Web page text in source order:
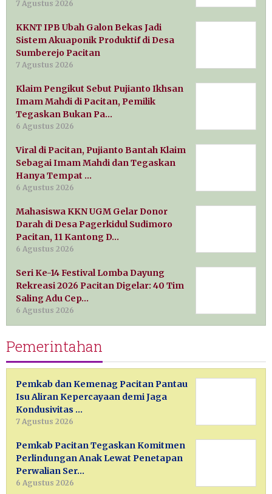
7 Agustus 2026
KKNT IPB Ubah Galon Bekas Jadi
Sistem Akuaponik Produktif di Desa
Sumberejo Pacitan
7 Agustus 2026
Klaim Pengikut Sebut Pujianto Ikhsan
Imam Mahdi di Pacitan, Pemilik
Tegaskan Bukan Pa…
6 Agustus 2026
Viral di Pacitan, Pujianto Bantah Klaim
Sebagai Imam Mahdi dan Tegaskan
Hanya Tempat …
6 Agustus 2026
Mahasiswa KKN UGM Gelar Donor
Darah di Desa Pagerkidul Sudimoro
Pacitan, 11 Kantong D…
6 Agustus 2026
Seri Ke-14 Festival Lomba Dayung
Rekreasi 2026 Pacitan Digelar: 40 Tim
Saling Adu Cep…
6 Agustus 2026
Pemerintahan
Pemkab dan Kemenag Pacitan Pantau
Isu Aliran Kepercayaan demi Jaga
Kondusivitas …
7 Agustus 2026
Pemkab Pacitan Tegaskan Komitmen
Perlindungan Anak Lewat Penetapan
Perwalian Ser…
6 Agustus 2026